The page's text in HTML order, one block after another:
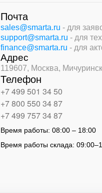
Почта
sales@smarta.ru - для
support@smarta.ru - для
finance@smarta.ru - для
Адрес
119607, Москва,
Телефон
+7 499 501 34 50
+7 800 550 34 87
+7 499 757 34 87
Время работы:08:00 – 18:00
Время работы склада:09:00–